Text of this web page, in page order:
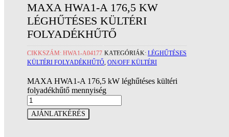
MAXA HWA1-A 176,5 KW
LÉGHŰTÉSES KÜLTÉRI
FOLYADÉKHŰTŐ
CIKKSZÁM:HWA1-A04177 KATEGÓRIÁK:LÉGHŰTÉSES
KÜLTÉRI FOLYADÉKHŰTŐ, ON/OFF KÜLTÉRI
MAXA HWA1-A 176,5 kW léghűtéses kültéri
folyadékhűtő mennyiség
AJÁNLATKÉRÉS